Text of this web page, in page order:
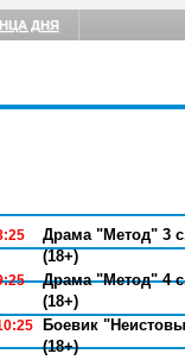
ДНЯ
Драма "Метод" 3
(18+)
Драма "Метод" 4
(18+)
Боевик
(18+)